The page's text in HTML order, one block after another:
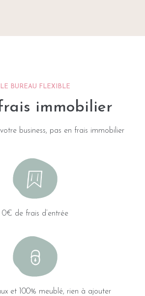
LE BUREAU FLEXIBLE
immobilier
votre business, pas en frais immobilier
0€ de frais d’entrée
et 100% meublé, rien à ajouter